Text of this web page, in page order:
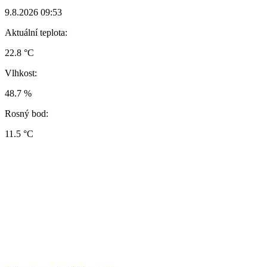
9.8.2026 09:53
Aktuální teplota:
22.8 °C
Vlhkost:
48.7 %
Rosný bod:
11.5 °C